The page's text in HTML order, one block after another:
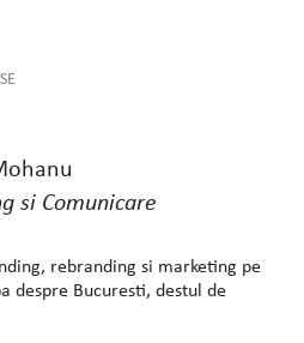
si Comunicare
rebranding si marketing pe
despre Bucuresti, destul de